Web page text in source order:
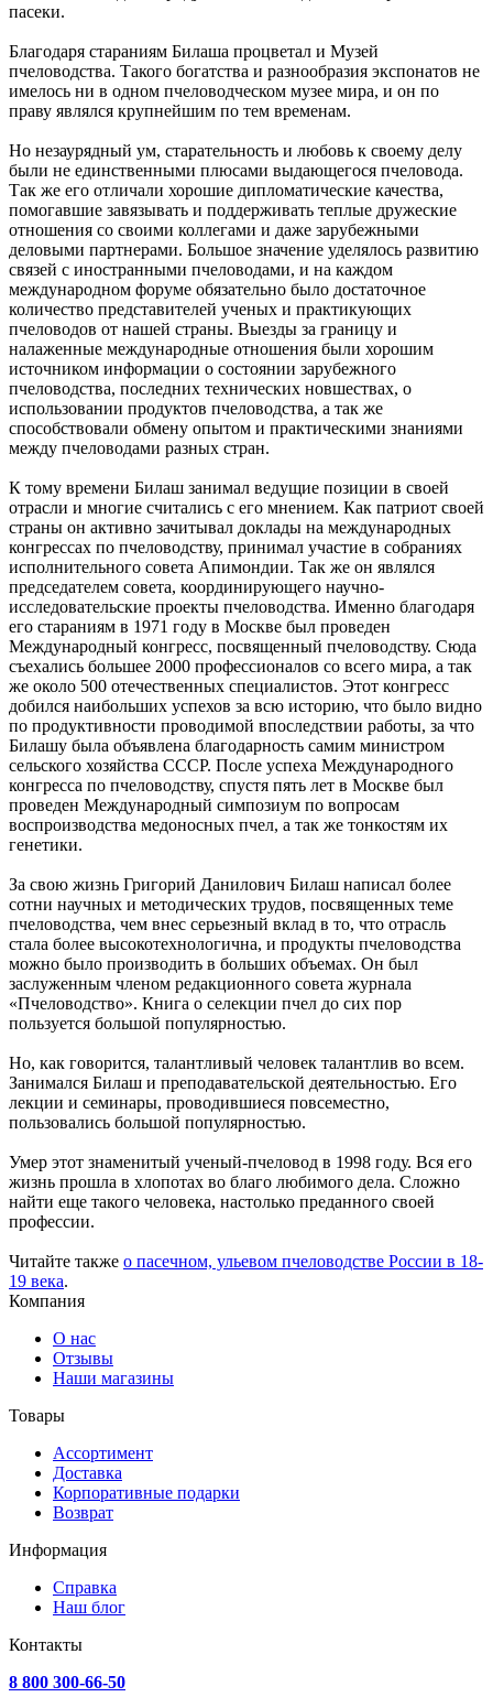
пасеки.
Благодаря стараниям Билаша процветал и Музей
пчеловодства. Такого богатства и разнообразия экспонатов не
имелось ни в одном пчеловодческом музее мира, и он по
праву являлся крупнейшим по тем временам.
Но незаурядный ум, старательность и любовь к своему делу
были не единственными плюсами выдающегося пчеловода.
Так же его отличали хорошие дипломатические качества,
помогавшие завязывать и поддерживать теплые дружеские
отношения со своими коллегами и даже зарубежными
деловыми партнерами. Большое значение уделялось развитию
связей с иностранными пчеловодами, и на каждом
международном форуме обязательно было достаточное
количество представителей ученых и практикующих
пчеловодов от нашей страны. Выезды за границу и
налаженные международные отношения были хорошим
источником информации о состоянии зарубежного
пчеловодства, последних технических новшествах, о
использовании продуктов пчеловодства, а так же
способствовали обмену опытом и практическими знаниями
между пчеловодами разных стран.
К тому времени Билаш занимал ведущие позиции в своей
отрасли и многие считались с его мнением. Как патриот своей
страны он активно зачитывал доклады на международных
конгрессах по пчеловодству, принимал участие в собраниях
исполнительного совета Апимондии. Так же он являлся
председателем совета, координирующего научно-
исследовательские проекты пчеловодства. Именно благодаря
его стараниям в 1971 году в Москве был проведен
Международный конгресс, посвященный пчеловодству. Сюда
съехались большее 2000 профессионалов со всего мира, а так
же около 500 отечественных специалистов. Этот конгресс
добился наибольших успехов за всю историю, что было видно
по продуктивности проводимой впоследствии работы, за что
Билашу была объявлена благодарность самим министром
сельского хозяйства СССР. После успеха Международного
конгресса по пчеловодству, спустя пять лет в Москве был
проведен Международный симпозиум по вопросам
воспроизводства медоносных пчел, а так же тонкостям их
генетики.
За свою жизнь Григорий Данилович Билаш написал более
сотни научных и методических трудов, посвященных теме
пчеловодства, чем внес серьезный вклад в то, что отрасль
стала более высокотехнологична, и продукты пчеловодства
можно было производить в больших объемах. Он был
заслуженным членом редакционного совета журнала
«Пчеловодство». Книга о селекции пчел до сих пор
пользуется большой популярностью.
Но, как говорится, талантливый человек талантлив во всем.
Занимался Билаш и преподавательской деятельностью. Его
лекции и семинары, проводившиеся повсеместно,
пользовались большой популярностью.
Умер этот знаменитый ученый-пчеловод в 1998 году. Вся его
жизнь прошла в хлопотах во благо любимого дела. Сложно
найти еще такого человека, настолько преданного своей
профессии.
Читайте также о пасечном, ульевом пчеловодстве России в 18-
19 века.
Компания
О нас
Отзывы
Наши магазины
Товары
Ассортимент
Доставка
Корпоративные подарки
Возврат
Информация
Справка
Наш блог
Контакты
8 800 300-66-50